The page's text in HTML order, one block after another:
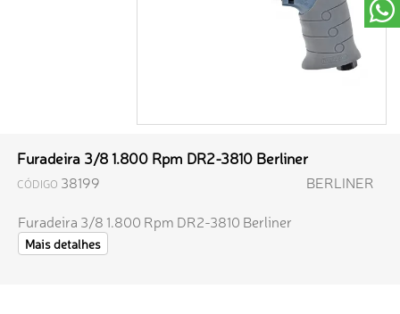
Furadeira 3/8 1.800 Rpm DR2-3810 Berliner
CÓDIGO 38199
BERLINER
Furadeira 3/8 1.800 Rpm DR2-3810 Berliner
Mais detalhes